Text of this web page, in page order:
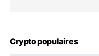
Crypto populaires